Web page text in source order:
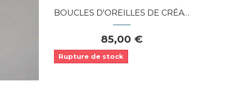
BOUCLES D'OREILLES DE CRÉATEUR FLEUR...
85,00 €
Rupture de stock